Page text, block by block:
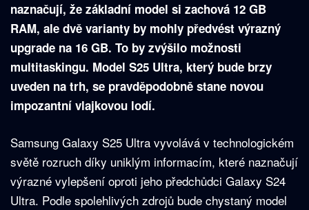
naznačují, že základní model si zachová 12 GB
RAM, ale dvě varianty by mohly předvést výrazný
upgrade na 16 GB. To by zvýšilo možnosti
multitaskingu. Model S25 Ultra, který bude brzy
uveden na trh, se pravděpodobně stane novou
impozantní vlajkovou lodí.
Samsung Galaxy S25 Ultra vyvolává v technologickém
světě rozruch díky uniklým informacím, které naznačují
výrazné vylepšení oproti jeho předchůdci Galaxy S24
Ultra. Podle spolehlivých zdrojů bude chystaný model